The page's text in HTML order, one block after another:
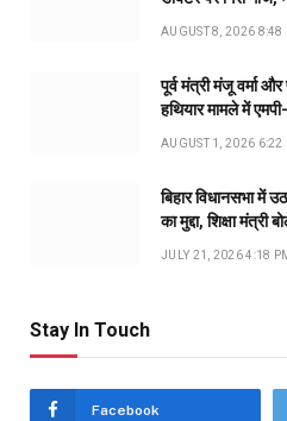
AUGUST 8, 2026 8:48
पूर्व मंत्री मंजू वर्मा
हथियार मामले में
AUGUST 1, 2026 6:22
बिहार विधानसभा में
का मुद्दा, शिक्षा
JULY 21, 2026 4:18
Stay In Touch
Facebook